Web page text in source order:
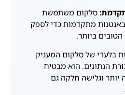
סלקום משתמשת
ובאנטנות מתקדמות כדי לספק
ביותר.
בלעדי של סלקום המעניק
הנתונים. הוא מבטיח
יותר וגלישה חלקה גם